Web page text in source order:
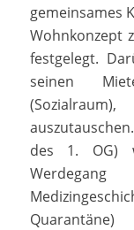
gemeinsames
Wohnkonzept
festgelegt.
seinen
des 1. OG)